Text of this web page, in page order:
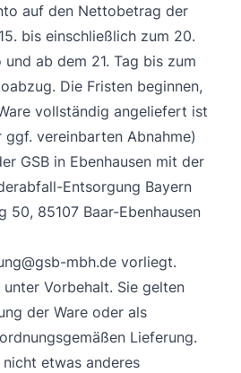
auf den Nettobetrag der
bis einschließlich zum 20.
ab dem 21. Tag bis zum
Die Fristen beginnen,
vollständig angeliefert ist
ggf. vereinbarten Abnahme)
GSB in Ebenhausen mit der
Entsorgung Bayern
50, 85107 Baar-Ebenhausen
mbh.de vorliegt.
Vorbehalt. Sie gelten
der Ware oder als
Lieferung.
etwas anderes